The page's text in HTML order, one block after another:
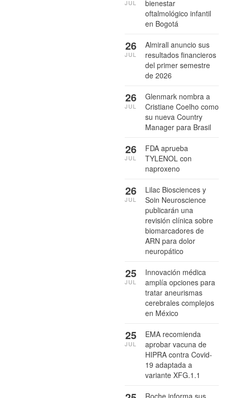
bienestar
oftalmológico infantil
en Bogotá
JUL
Almirall anuncio sus
resultados financieros
del primer semestre
de 2026
26
JUL
Glenmark nombra a
Cristiane Coelho como
su nueva Country
Manager para Brasil
26
JUL
FDA aprueba
TYLENOL con
naproxeno
26
JUL
Lilac Biosciences y
Soin Neuroscience
publicarán una
revisión clínica sobre
biomarcadores de
ARN para dolor
neuropático
26
JUL
Innovación médica
amplía opciones para
tratar aneurismas
cerebrales complejos
en México
25
JUL
EMA recomienda
aprobar vacuna de
HIPRA contra Covid-
19 adaptada a
variante XFG.1.1
25
JUL
Roche informa sus